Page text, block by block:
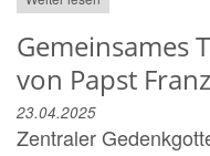
Gemeinsames
von Papst
23.04.2025
Zentraler